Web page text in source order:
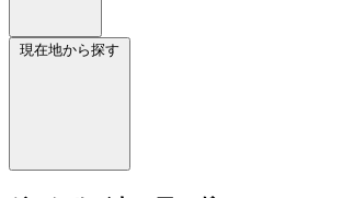
現在地から探す